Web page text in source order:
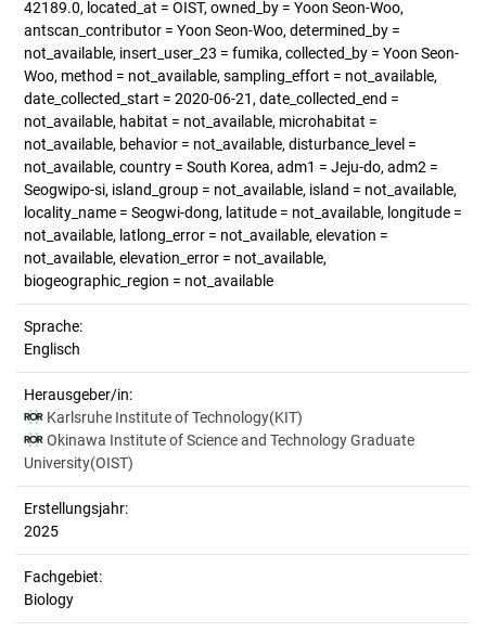
42189.0, located_at = OIST, owned_by = Yoon Seon-Woo,
antscan_contributor = Yoon Seon-Woo, determined_by =
not_available, insert_user_23 = fumika, collected_by = Yoon Seon-
Woo, method = not_available, sampling_effort = not_available,
date_collected_start = 2020-06-21, date_collected_end =
not_available, habitat = not_available, microhabitat =
not_available, behavior = not_available, disturbance_level =
not_available, country = South Korea, adm1 = Jeju-do, adm2 =
Seogwipo-si, island_group = not_available, island = not_available,
locality_name = Seogwi-dong, latitude = not_available, longitude =
not_available, latlong_error = not_available, elevation =
not_available, elevation_error = not_available,
biogeographic_region = not_available
Sprache:
Englisch
Herausgeber/in:
Karlsruhe Institute of Technology(KIT)
Okinawa Institute of Science and Technology Graduate
University(OIST)
Erstellungsjahr:
2025
Fachgebiet:
Biology